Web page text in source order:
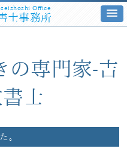
Office
士事務所
の専門家-吉
士
。